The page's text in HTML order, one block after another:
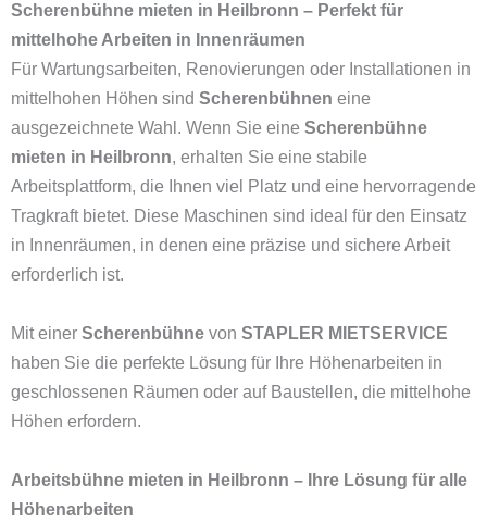
Scherenbühne mieten in Heilbronn – Perfekt für
mittelhohe Arbeiten in Innenräumen
Für Wartungsarbeiten, Renovierungen oder Installationen in
mittelhohen Höhen sind Scherenbühnen eine
ausgezeichnete Wahl. Wenn Sie eine Scherenbühne
mieten in Heilbronn, erhalten Sie eine stabile
Arbeitsplattform, die Ihnen viel Platz und eine hervorragende
Tragkraft bietet. Diese Maschinen sind ideal für den Einsatz
in Innenräumen, in denen eine präzise und sichere Arbeit
erforderlich ist.
Mit einer Scherenbühne von STAPLER MIETSERVICE
haben Sie die perfekte Lösung für Ihre Höhenarbeiten in
geschlossenen Räumen oder auf Baustellen, die mittelhohe
Höhen erfordern.
Arbeitsbühne mieten in Heilbronn – Ihre Lösung für alle
Höhenarbeiten